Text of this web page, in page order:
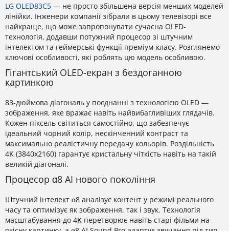
LG OLED83C5 — не просто збільшена версія менших моделей
лінійки. Інженери компанії зібрали в цьому телевізорі все
найкраще, що може запропонувати сучасна OLED-
технологія, додавши потужний процесор зі штучним
інтелектом та геймерські функції преміум-класу. Розглянемо
ключові особливості, які роблять цю модель особливою.
Гігантський OLED-екран з бездоганною
картинкою
83-дюймова діагональ у поєднанні з технологією OLED —
зображення, яке вражає навіть найвибагливіших глядачів.
Кожен піксель світиться самостійно, що забезпечує
ідеальний чорний колір, нескінченний контраст та
максимально реалістичну передачу кольорів. Роздільність
4K (3840x2160) гарантує кристальну чіткість навіть на такій
великій діагоналі.
Процесор α8 AI нового покоління
Штучний інтелект α8 аналізує контент у режимі реального
часу та оптимізує як зображення, так і звук. Технологія
масштабування до 4K перетворює навіть старі фільми на